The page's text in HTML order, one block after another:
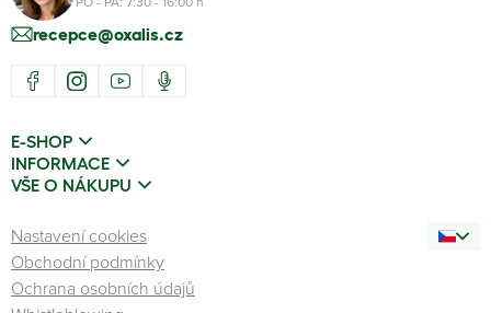
recepce@oxalis.cz
E-SHOP
INFORMACE
VŠE O NÁKUPU
Nastavení cookies
Obchodní podmínky
Ochrana osobních údajů